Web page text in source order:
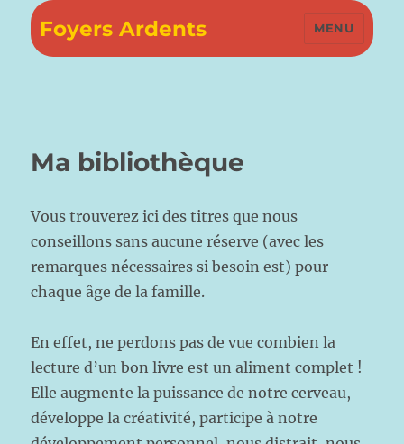
Foyers Ardents MENU
Ma bibliothèque
Vous trouverez ici des titres que nous
conseillons sans aucune réserve (avec les
remarques nécessaires si besoin est) pour
chaque âge de la famille.
En effet, ne perdons pas de vue combien la
lecture d’un bon livre est un aliment complet !
Elle augmente la puissance de notre cerveau,
développe la créativité, participe à notre